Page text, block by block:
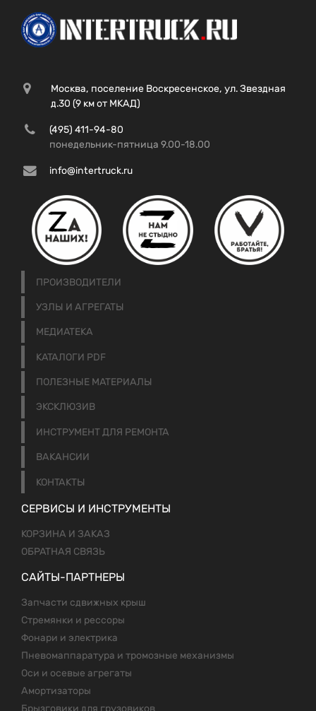
Москва, поселение Воскресенское, ул. Звездная
д.30 (9 км от МКАД)
(495) 411-94-80
понедельник-пятница 9.00-18.00
info@intertruck.ru
ПРОИЗВОДИТЕЛИ
УЗЛЫ И АГРЕГАТЫ
МЕДИАТЕКА
КАТАЛОГИ PDF
ПОЛЕЗНЫЕ МАТЕРИАЛЫ
ЭКСКЛЮЗИВ
ИНСТРУМЕНТ ДЛЯ РЕМОНТА
ВАКАНСИИ
КОНТАКТЫ
СЕРВИСЫ И ИНСТРУМЕНТЫ
КОРЗИНА И ЗАКАЗ
ОБРАТНАЯ СВЯЗЬ
САЙТЫ-ПАРТНЕРЫ
Запчасти сдвижных крыш
Стремянки и рессоры
Фонари и электрика
Пневомаппаратура и тромозные механизмы
Оси и осевые агрегаты
Амортизаторы
Брызговики для грузовиков